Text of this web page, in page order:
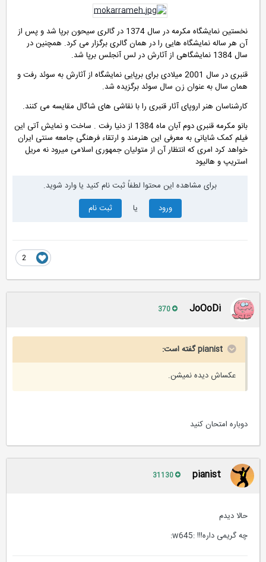
نخستین نمایشگاه مکرمه در سال 1374 در گالری سیحون برپا شد و پس از
آن هر ساله نمایشگاه هایی را در همان گالری برگزار می کرد. همچنین در
سال 1384 نمایشگاهی از آثارش در لس آنجلس برپا شد
.
قنبری در سال 2001 میلادی برای برپایی نمایشگاه از آثارش به سوئد رفت و
همان سال به عنوان زن سال سوئد برگزیده شد.
کارشناسان هنر اروپای آثار قنبری را با نقاشی های شاگال مقایسه می کنند.
بانو مکرمه قنبری دوم آبان ماه 1384 از دنیا رفت . ساخت و نمایش آتی این
فیلم کمک شایانی به معرفی این هنرمند و ارتقاء فرهنگی جامعه سنتی ایران
خواهد کرد امری که انتظار آن از متولیان جمهوری اسلامی میرود نه مریل
استریپ و هالیود
برای مشاهده این محتوا لطفاً ثبت نام کنید یا وارد شوید.
ورود
ثبت نام
JoOoDi
pianist گفته است:
عکساش دیده نمیشن.
دوباره امتحان کنید
pianist
حالا دیدم
چه گریمی داره!!! :w645: